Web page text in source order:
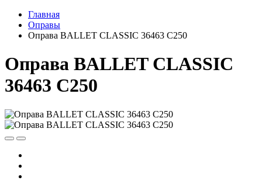
Главная
Оправы
Оправа BALLET CLASSIC 36463 С250
Оправа BALLET CLASSIC
36463 С250